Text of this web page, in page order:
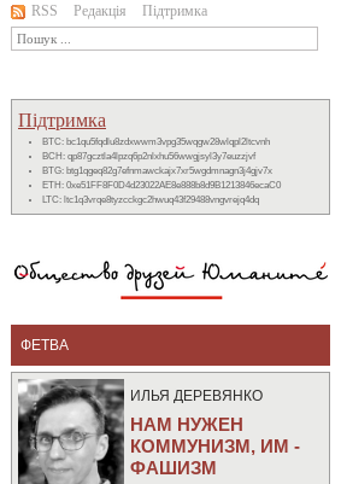
RSS Редакція Підтримка
Підтримка
BTC: bc1qu5fqdlu8zdxwwm3vpg35wqgw28wlqpl2ltcvnh
BCH: qp87gcztla4lpzq6p2nlxhu56wwgjsyl3y7euzzjvf
BTG: btg1qgeq82g7efnmawckajx7xr5wgdmnagn3j4gjv7x
ETH: 0xe51FF8F0D4d23022AE8e888b8d9B1213846ecaC0
LTC: ltc1q3vrqe8tyzcckgc2hwuq43f29488vngvrejq4dq
ФЕТВА
ИЛЬЯ ДЕРЕВЯНКО
НАМ НУЖЕН
КОММУНИЗМ, ИМ -
ФАШИЗМ